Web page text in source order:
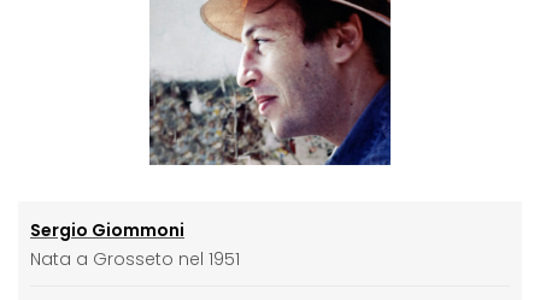
Sergio Giommoni
Nata a Grosseto nel 1951